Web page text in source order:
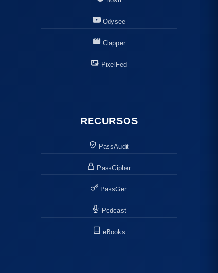
Odysee
Clapper
PixelFed
RECURSOS
PassAudit
PassCipher
PassGen
Podcast
eBooks